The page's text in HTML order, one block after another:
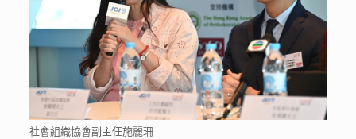
社會組織協會副主任施麗珊